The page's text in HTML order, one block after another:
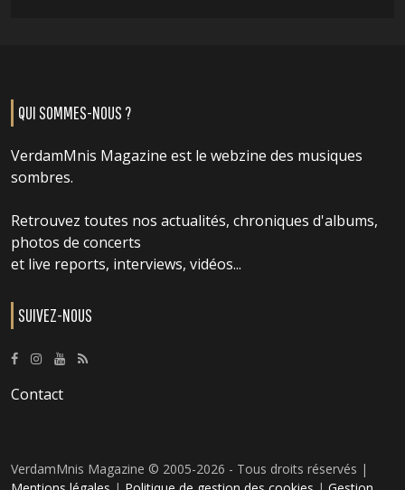
QUI SOMMES-NOUS ?
VerdamMnis Magazine est le webzine des musiques
sombres.
Retrouvez toutes nos actualités, chroniques d'albums,
photos de concerts
et live reports, interviews, vidéos...
SUIVEZ-NOUS
Contact
VerdamMnis Magazine © 2005-2026 - Tous droits réservés |